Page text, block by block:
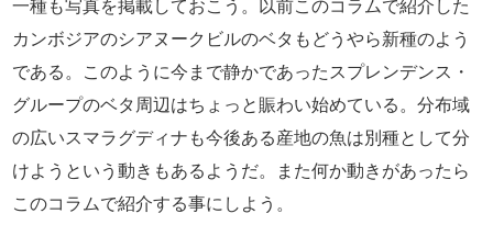
一種も写真を掲載しておこう。以前このコラムで紹介した
カンボジアのシアヌークビルのベタもどうやら新種のよう
である。このように今まで静かであったスプレンデンス・
グループのベタ周辺はちょっと賑わい始めている。分布域
の広いスマラグディナも今後ある産地の魚は別種として分
けようという動きもあるようだ。また何か動きがあったら
このコラムで紹介する事にしよう。